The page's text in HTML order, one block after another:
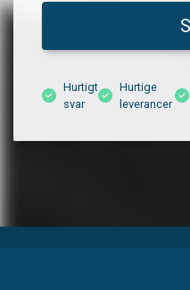
Hurtigt
svar
Hurtige
leverancer